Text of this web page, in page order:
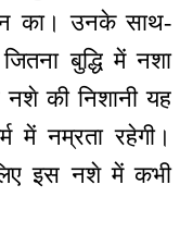
का। उनके साथ-
बुद्धि में नशा
नशे की निशानी यह
में नम्रता रहेगी।
इस नशे में कभी